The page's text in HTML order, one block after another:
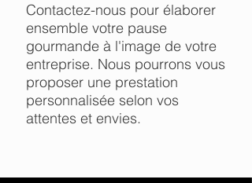
Contactez-nous pour élaborer
ensemble votre pause
gourmande à l'image de votre
entreprise. Nous pourrons vous
proposer une prestation
personnalisée selon vos
attentes et envies.